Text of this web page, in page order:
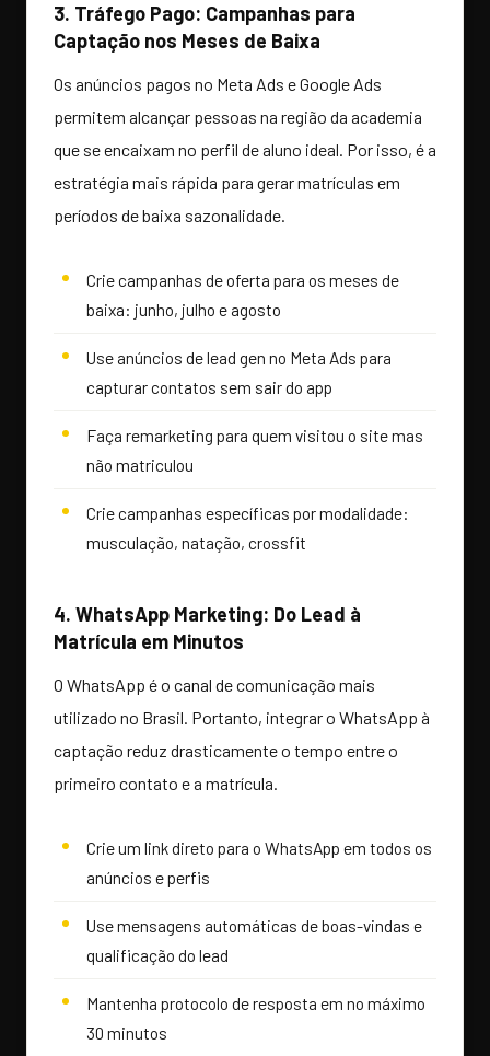
3. Tráfego Pago: Campanhas para
Captação nos Meses de Baixa
Os anúncios pagos no Meta Ads e Google Ads
permitem alcançar pessoas na região da academia
que se encaixam no perfil de aluno ideal. Por isso, é a
estratégia mais rápida para gerar matrículas em
períodos de baixa sazonalidade.
Crie campanhas de oferta para os meses de
baixa: junho, julho e agosto
Use anúncios de lead gen no Meta Ads para
capturar contatos sem sair do app
Faça remarketing para quem visitou o site mas
não matriculou
Crie campanhas específicas por modalidade:
musculação, natação, crossfit
4. WhatsApp Marketing: Do Lead à
Matrícula em Minutos
O WhatsApp é o canal de comunicação mais
utilizado no Brasil. Portanto, integrar o WhatsApp à
captação reduz drasticamente o tempo entre o
primeiro contato e a matrícula.
Crie um link direto para o WhatsApp em todos os
anúncios e perfis
Use mensagens automáticas de boas-vindas e
qualificação do lead
Mantenha protocolo de resposta em no máximo
30 minutos